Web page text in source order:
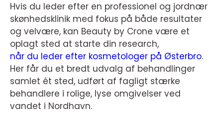
Hvis du leder efter en professionel og jordnær
skønhedsklinik med fokus på både resultater
og velvære, kan Beauty by Crone være et
oplagt sted at starte din research,
når du leder efter kosmetologer på Østerbro.
Her får du et bredt udvalg af behandlinger
samlet ét sted, udført af fagligt stærke
behandlere i rolige, lyse omgivelser ved
vandet i Nordhavn.